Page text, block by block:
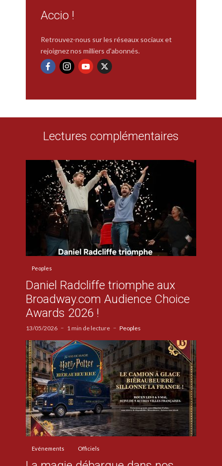
Accio !
Retrouvez-nous sur les réseaux sociaux et
rejoignez nos milliers d'abonnés.
Lectures complémentaires
Peoples
Daniel Radcliffe triomphe aux
Broadway.com Audience Choice
Awards 2026 !
13/05/2026 1 min de lecture Peoples
Evénements Officiels